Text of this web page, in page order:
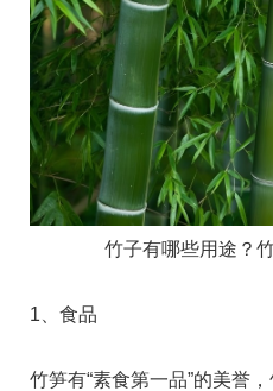
竹子有哪些用途？
1、食品
竹笋有“素食第一品”的美誉